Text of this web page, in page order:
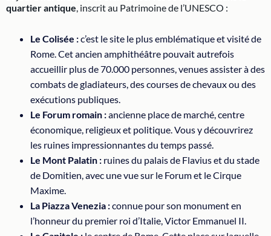
quartier antique, inscrit au Patrimoine de l’UNESCO :
Le Colisée :c’est le site le plus emblématique et visité de
Rome. Cet ancien amphithéâtre pouvait autrefois
accueillir plus de 70.000 personnes, venues assister à des
combats de gladiateurs, des courses de chevaux ou des
exécutions publiques.
Le Forum romain :ancienne place de marché, centre
économique, religieux et politique. Vous y découvrirez
les ruines impressionnantes du temps passé.
Le Mont Palatin : ruines du palais de Flavius ​​et du stade
de Domitien, avec une vue sur le Forum et le Cirque
Maxime.
La Piazza Venezia :connue pour son monument en
l’honneur du premier roi d’Italie, Victor Emmanuel II.